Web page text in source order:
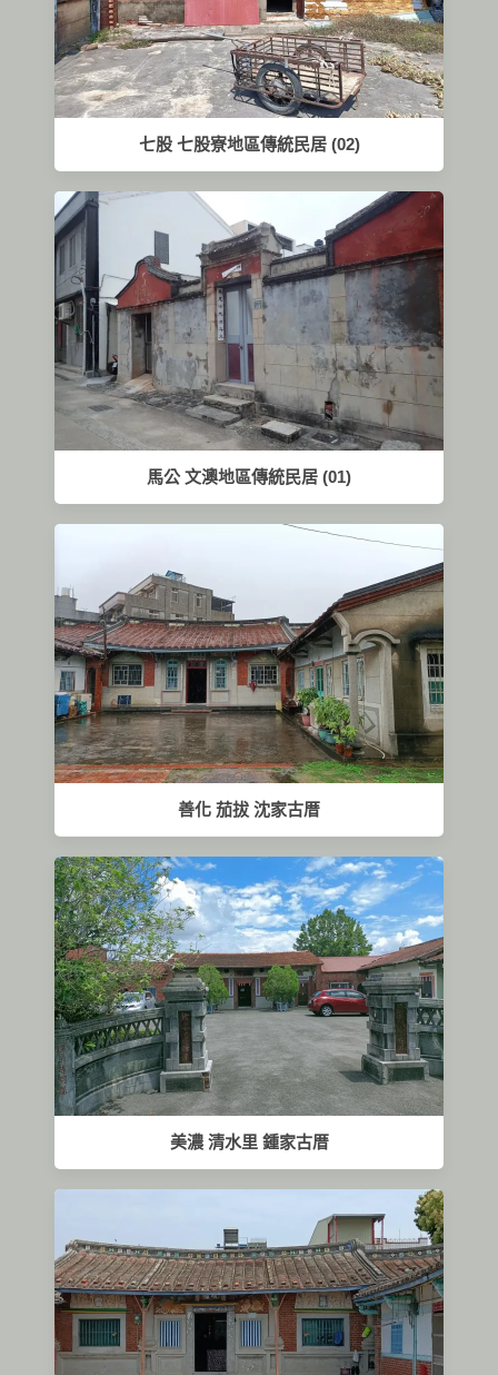
七股 七股寮地區傳統民居 (02)
馬公 文澳地區傳統民居 (01)
善化 茄拔 沈家古厝
美濃 清水里 鍾家古厝